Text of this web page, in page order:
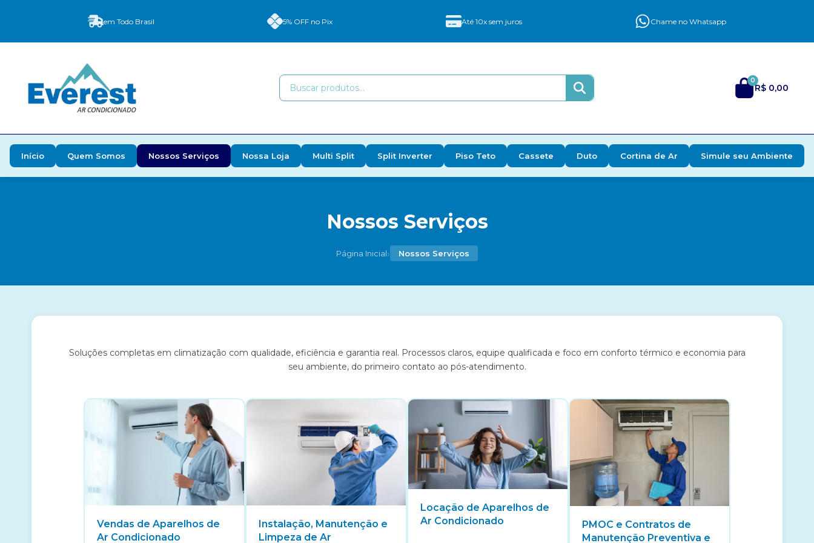
em Todo Brasil 5% OFF no Pix Até 10x sem juros Chame no Whatsapp
0
R$ 0,00
Início Quem Somos Nossos Serviços Nossa Loja Multi Split Split Inverter Piso Teto Cassete Duto Cortina de Ar Simule seu Ambiente
Nossos Serviços
Página Inicial› Nossos Serviços
Soluções completas em climatização com qualidade, eficiência e garantia real. Processos claros, equipe qualificada e foco em conforto térmico e economia para
seu ambiente, do primeiro contato ao pós-atendimento.
Vendas de Aparelhos de
Ar Condicionado
Instalação, Manutenção e
Limpeza de Ar
Locação de Aparelhos de
Ar Condicionado
PMOC e Contratos de
Manutenção Preventiva e